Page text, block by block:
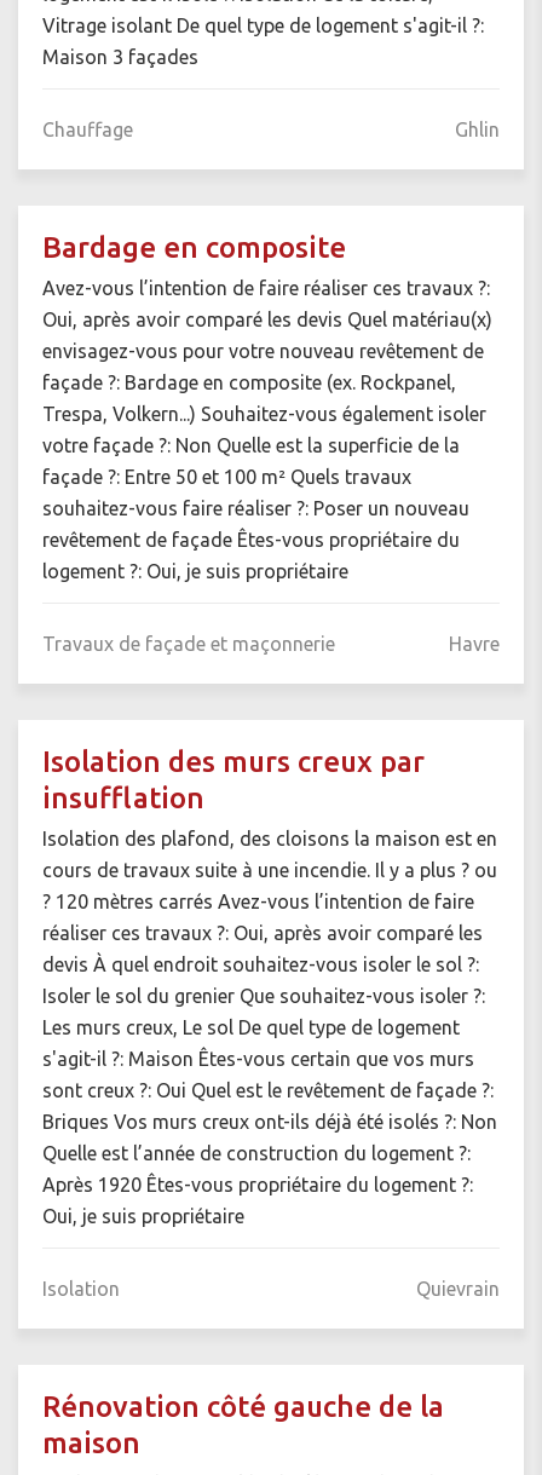
Vitrage isolant De quel type de logement s'agit-il ?:
Maison 3 façades
Chauffage Ghlin
Bardage en composite
Avez-vous l’intention de faire réaliser ces travaux ?:
Oui, après avoir comparé les devis Quel matériau(x)
envisagez-vous pour votre nouveau revêtement de
façade ?: Bardage en composite (ex. Rockpanel,
Trespa, Volkern...) Souhaitez-vous également isoler
votre façade ?: Non Quelle est la superficie de la
façade ?: Entre 50 et 100 m² Quels travaux
souhaitez-vous faire réaliser ?: Poser un nouveau
revêtement de façade Êtes-vous propriétaire du
logement ?: Oui, je suis propriétaire
Travaux de façade et maçonnerie Havre
Isolation des murs creux par
insufflation
Isolation des plafond, des cloisons la maison est en
cours de travaux suite à une incendie. Il y a plus ? ou
? 120 mètres carrés Avez-vous l’intention de faire
réaliser ces travaux ?: Oui, après avoir comparé les
devis À quel endroit souhaitez-vous isoler le sol ?:
Isoler le sol du grenier Que souhaitez-vous isoler ?:
Les murs creux, Le sol De quel type de logement
s'agit-il ?: Maison Êtes-vous certain que vos murs
sont creux ?: Oui Quel est le revêtement de façade ?:
Briques Vos murs creux ont-ils déjà été isolés ?: Non
Quelle est l’année de construction du logement ?:
Après 1920 Êtes-vous propriétaire du logement ?:
Oui, je suis propriétaire
Isolation Quievrain
Rénovation côté gauche de la
maison